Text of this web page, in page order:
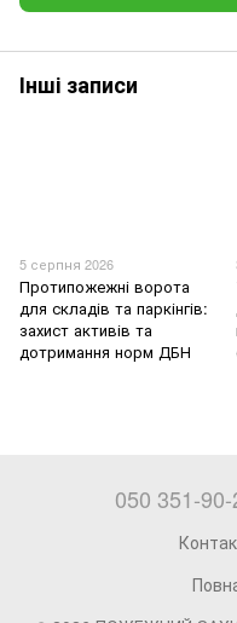
Інші записи
5 серпня 2026
Протипожежні ворота
для складів та паркінгів:
захист активів та
дотримання норм ДБН
050 351-